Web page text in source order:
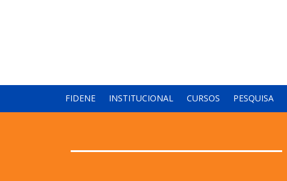
FIDENE INSTITUCIONAL CURSOS PESQUISA